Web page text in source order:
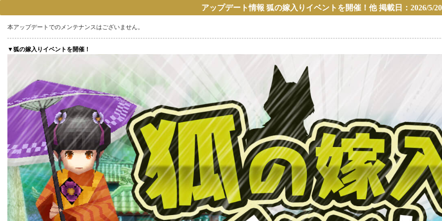
アップデート情報 狐の嫁入りイベントを開催！他 掲載日：2026/5/
本アップデートでのメンテナンスはございません。
▼狐の嫁入りイベントを開催！